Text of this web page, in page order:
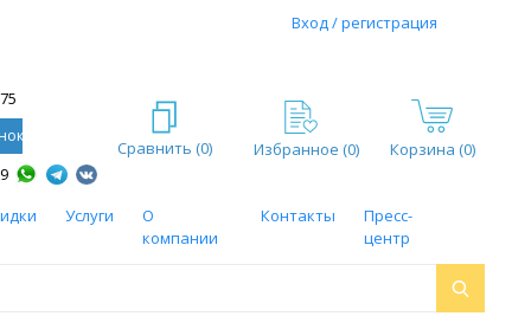
Вход / регистрация
Сравнить (0) Избранное (0) Корзина (0)
Услуги
О
компании
Контакты
Пресс-
центр